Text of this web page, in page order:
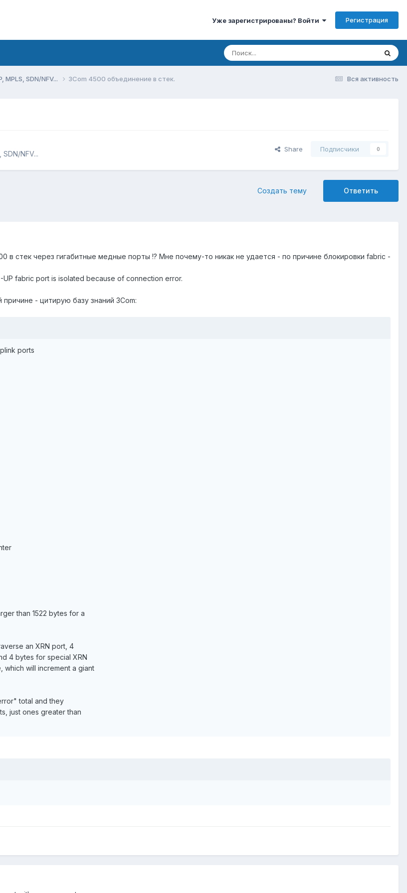
Уже зарегистрированы? Войти Регистрация
Вся активность
SDN/NFV... 3Com 4500 объединение в стек.
NFV...
Share Подписчики 0
Ответить
Создать тему
в стек через гигабитные медные порты !? Мне почему-то никак не удается - по причине блокировки fabric -
-UP fabric port is isolated because of connection error.
- цитирую базу знаний 3Com:
ports
than 1522 bytes for a
an XRN port, 4
4 bytes for special XRN
which will increment a giant
total and they
just ones greater than